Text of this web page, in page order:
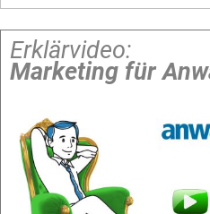
Erklärvideo:
Marketing für